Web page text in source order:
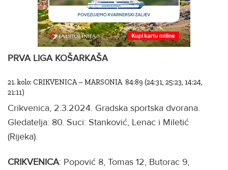
PRVA LIGA KOŠARKAŠA
21. kolo: CRIKVENICA – MARSONIA 84:89 (24:31, 25:23, 14:24,
21:11)
Crikvenica, 2.3.2024. Gradska sportska dvorana.
Gledatelja: 80. Suci: Stanković, Lenac i Miletić
(Rijeka).
CRIKVENICA: Popović 8, Tomas 12, Butorac 9,